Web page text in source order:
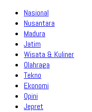
Nasional
Nusantara
Madura
Jatim
Wisata & Kuliner
Olahraga
Tekno
Ekonomi
Opini
Jepret